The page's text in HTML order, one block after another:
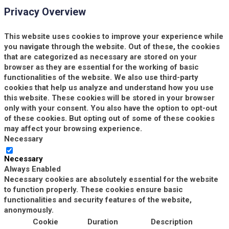
Privacy Overview
This website uses cookies to improve your experience while
you navigate through the website. Out of these, the cookies
that are categorized as necessary are stored on your
browser as they are essential for the working of basic
functionalities of the website. We also use third-party
cookies that help us analyze and understand how you use
this website. These cookies will be stored in your browser
only with your consent. You also have the option to opt-out
of these cookies. But opting out of some of these cookies
may affect your browsing experience.
Necessary
Necessary
Always Enabled
Necessary cookies are absolutely essential for the website
to function properly. These cookies ensure basic
functionalities and security features of the website,
anonymously.
Cookie
Duration Description